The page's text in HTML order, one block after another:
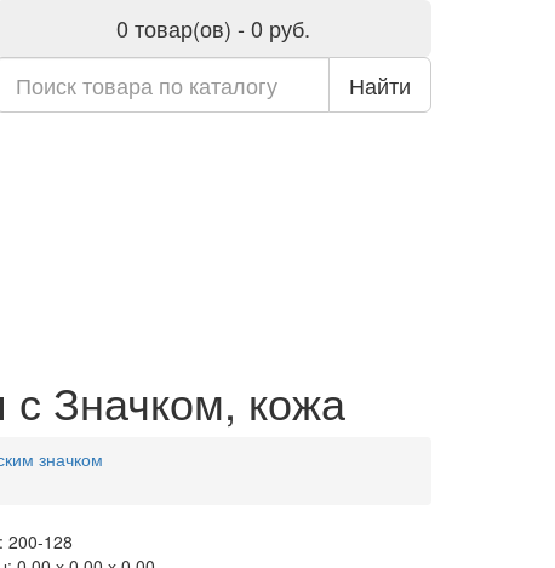
0 товар(ов) - 0 руб.
Найти
Значком, кожа
значком
200-128